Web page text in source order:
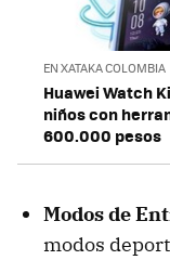
EN XATAKA COLOMBIA
Huawei Watch
niños con
600.000 pesos
Modos de
modos